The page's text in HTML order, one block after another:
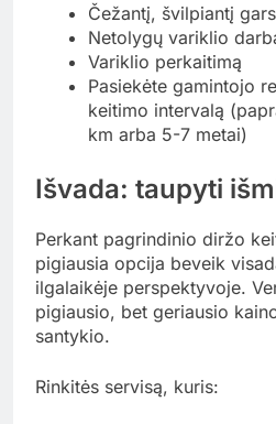
Čežantį, švilpiantį
Netolygų variklio
Variklio perkaitimą
Pasiekėte gamintojo
keitimo intervalą
km arba 5-7 metai)
Išvada: taupyti
Perkant pagrindinio diržo
pigiausia opcija beveik
ilgalaikėje perspektyvoje.
pigiausio, bet geriausio
santykio.
Rinkitės servisą, kuris: